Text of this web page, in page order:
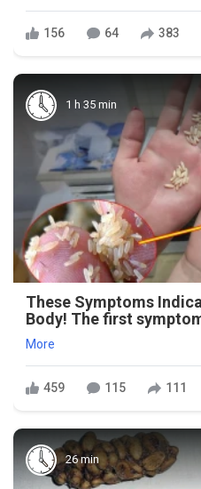
156 64 383
1 h 35 min
These Symptoms
Body! The first
More
459 115 111
26 min